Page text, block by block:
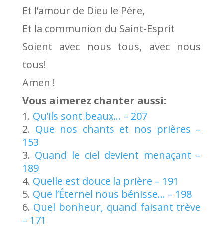
Et l’amour de Dieu le Père,
Et la communion du Saint-Esprit
Soient avec nous tous, avec nous
tous!
Amen !
Vous aimerez chanter aussi:
Qu’ils sont beaux… – 207
Que nos chants et nos prières –
153
Quand le ciel devient menaçant –
189
Quelle est douce la prière – 191
Que l’Éternel nous bénisse… – 198
Quel bonheur, quand faisant trève
– 171